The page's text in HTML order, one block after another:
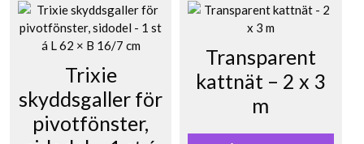
Trixie
skyddsgaller för
pivotfönster,
Transparent
kattnät – 2 x 3
m